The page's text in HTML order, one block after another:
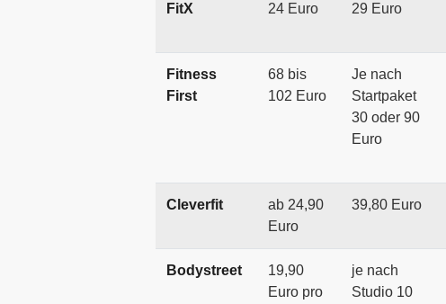
FitX 24 Euro 29 Euro
Fitness
First
68 bis
102 Euro
Je nach
Startpaket
30 oder 90
Euro
Cleverfit
ab 24,90
Euro
39,80 Euro
Bodystreet
19,90
Euro pro
je nach
Studio 10